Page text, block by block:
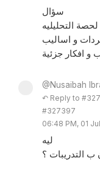
سؤال
التحليليه
و اساليب
و افكار جزئية
@Nusaibah
↶ Reply to
#327397
06:48 PM, 01
ليه
التدريبات ؟